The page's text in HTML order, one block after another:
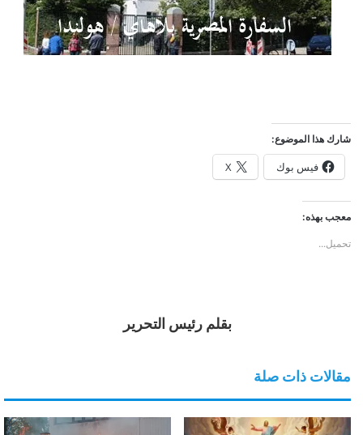
شارك هذا الموضوع:
فيس بوك X
معجب بهذه:
تحميل...
بقلم رئيس التحرير
مقالات ذات صلة